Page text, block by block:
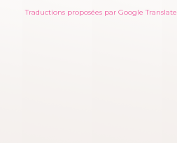
Traductions proposées par Google Translate